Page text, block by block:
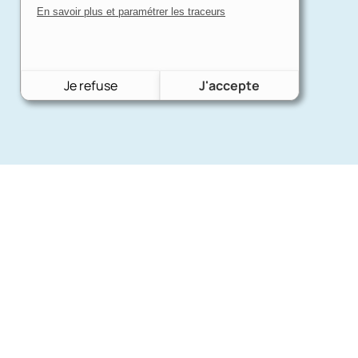
En savoir plus et paramétrer les traceurs
Je refuse J'accepte